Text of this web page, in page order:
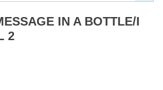
IN A BOTTLE/I
2